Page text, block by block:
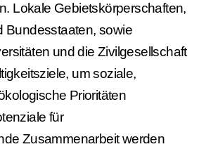
Lokale Gebietskörperschaften,
Bundesstaaten, sowie
und die Zivilgesellschaft
um soziale,
Prioritäten
für
Zusammenarbeit werden